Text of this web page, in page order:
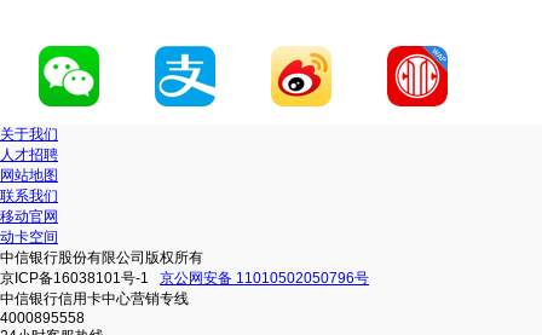
关于我们
人才招聘
网站地图
联系我们
移动官网
动卡空间
中信银行股份有限公司版权所有
京ICP备16038101号-1
京公网安备 11010502050796号
中信银行信用卡中心营销专线
4000895558